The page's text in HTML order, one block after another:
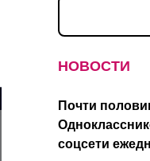
НОВОСТИ
Почти
соцсети